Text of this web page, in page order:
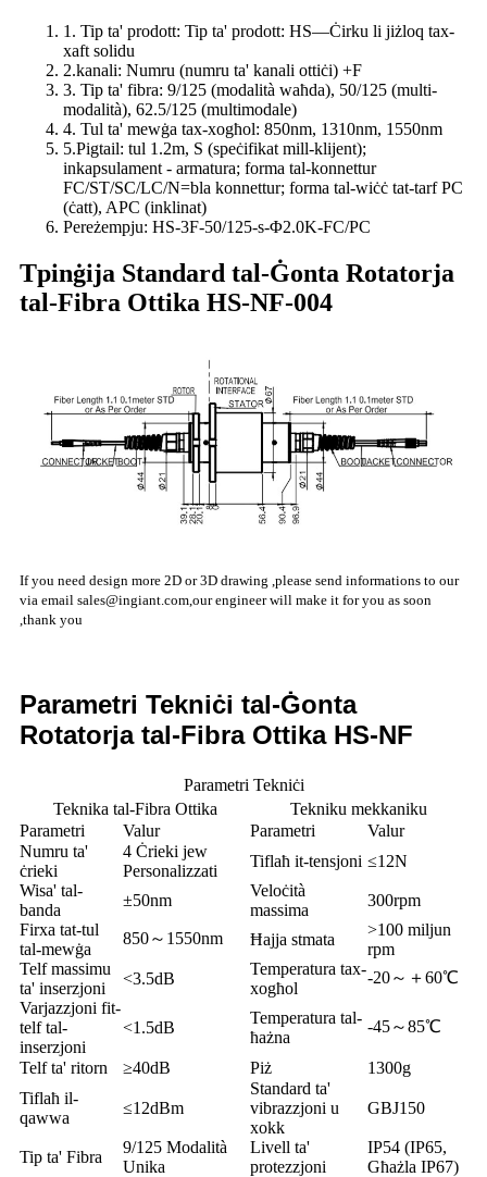
1. Tip ta' prodott: Tip ta' prodott: HS—Ċirku li jiżloq tax-
xaft solidu
2.kanali: Numru (numru ta' kanali ottiċi) +F
3. Tip ta' fibra: 9/125 (modalità waħda), 50/125 (multi-
modalità), 62.5/125 (multimodale)
4. Tul ta' mewġa tax-xogħol: 850nm, 1310nm, 1550nm
5.Pigtail: tul 1.2m, S (speċifikat mill-klijent);
inkapsulament - armatura; forma tal-konnettur
FC/ST/SC/LC/N=bla konnettur; forma tal-wiċċ tat-tarf PC
(ċatt), APC (inklinat)
Pereżempju: HS-3F-50/125-s-Φ2.0K-FC/PC
Tpinġija Standard tal-Ġonta Rotatorja
tal-Fibra Ottika HS-NF-004
If you need design more 2D or 3D drawing ,please send informations to our
via email sales@ingiant.com ,our engineer will make it for you as soon
,thank you
Parametri Tekniċi tal-Ġonta
Rotatorja tal-Fibra Ottika HS-NF
Parametri Tekniċi
Teknika tal-Fibra Ottika
Tekniku mekkaniku
Parametri
Valur Parametri
Valur
Numru ta'
ċrieki
4 Ċrieki jew
Personalizzati
Tiflaħ it-tensjoni ≤12N
Wisa' tal-
banda
±50nm
Veloċità
massima
300rpm
Firxa tat-tul
tal-mewġa
850～1550nm Ħajja stmata
>100 miljun
rpm
Telf massimu
ta' inserzjoni
<3.5dB
Temperatura tax-
xogħol
-20～＋60℃
Varjazzjoni fit-
telf tal-
inserzjoni
<1.5dB
Temperatura tal-
ħażna
-45～85℃
Telf ta' ritorn ≥40dB Piż
1300g
Tiflaħ il-
qawwa
≤12dBm
Standard ta'
vibrazzjoni u
xokk
GBJ150
Tip ta' Fibra
9/125 Modalità
Unika
Livell ta'
protezzjoni
IP54 (IP65,
Għażla IP67)